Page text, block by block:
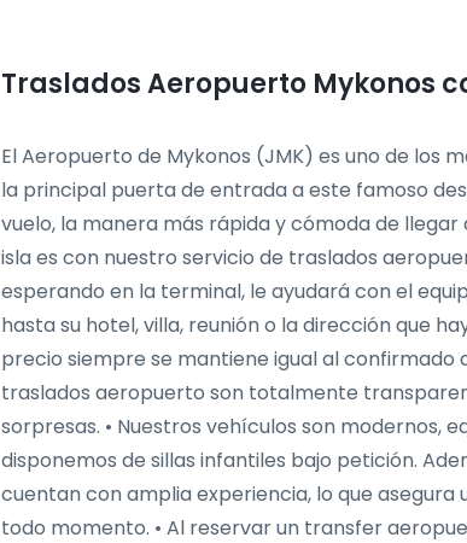
Traslados Aeropuerto Mykonos
El Aeropuerto de Mykonos (JMK) es uno de los
la principal puerta de entrada a este famoso
vuelo, la manera más rápida y cómoda de
isla es con nuestro servicio de traslados
esperando en la terminal, le ayudará con el
hasta su hotel, villa, reunión o la dirección que
precio siempre se mantiene igual al confirmado
traslados aeropuerto son totalmente
sorpresas. • Nuestros vehículos son modernos,
disponemos de sillas infantiles bajo petición.
cuentan con amplia experiencia, lo que
todo momento. • Al reservar un transfer